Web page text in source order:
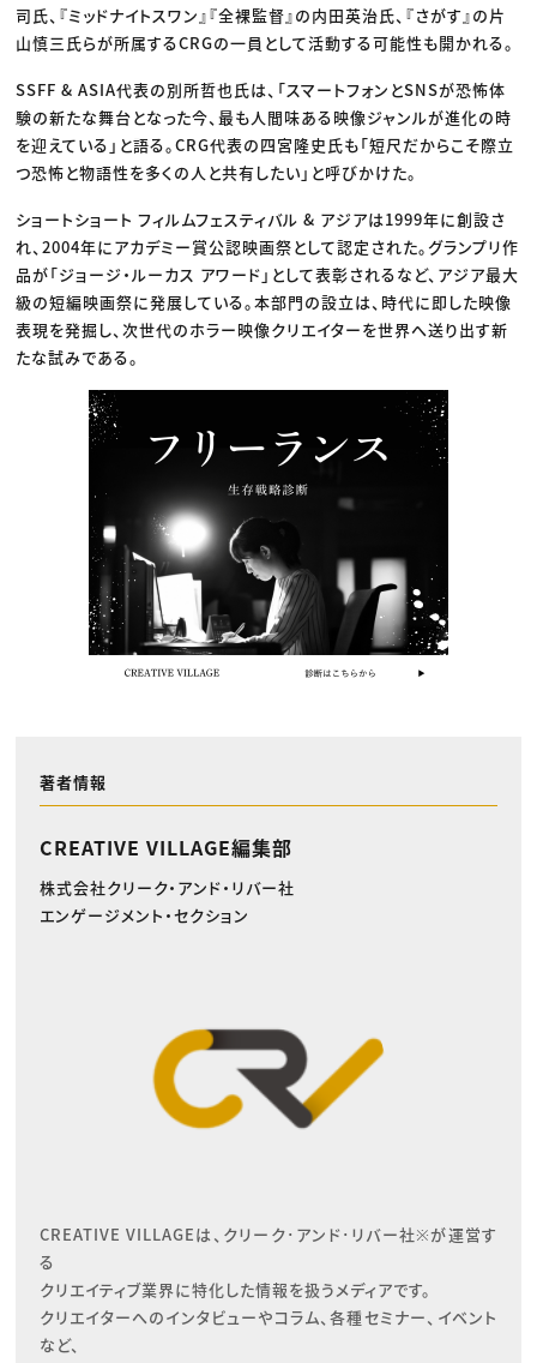
司氏、『ミッドナイトスワン』『全裸監督』の内田英治氏、『さがす』の片
山慎三氏らが所属するCRGの一員として活動する可能性も開かれる。
SSFF & ASIA代表の別所哲也氏は、「スマートフォンとSNSが恐怖体
験の新たな舞台となった今、最も人間味ある映像ジャンルが進化の時
を迎えている」と語る。CRG代表の四宮隆史氏も「短尺だからこそ際立
つ恐怖と物語性を多くの人と共有したい」と呼びかけた。
ショートショート フィルムフェスティバル & アジアは1999年に創設さ
れ、2004年にアカデミー賞公認映画祭として認定された。グランプリ作
品が「ジョージ・ルーカス アワード」として表彰されるなど、アジア最大
級の短編映画祭に発展している。本部門の設立は、時代に即した映像
表現を発掘し、次世代のホラー映像クリエイターを世界へ送り出す新
たな試みである。
著者情報
CREATIVE VILLAGE編集部
株式会社クリーク・アンド・リバー社
エンゲージメント・セクション
CREATIVE VILLAGEは、クリーク･アンド･リバー社※が運営す
る
クリエイティブ業界に特化した情報を扱うメディアです。
クリエイターへのインタビューやコラム、各種セミナー、イベント
など、